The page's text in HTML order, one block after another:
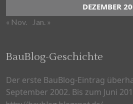
DEZEMBER
« Nov. Jan. »
BauBlog-Geschichte
Der erste BauBlog-Eintrag
September 2002. Bis zum Juni